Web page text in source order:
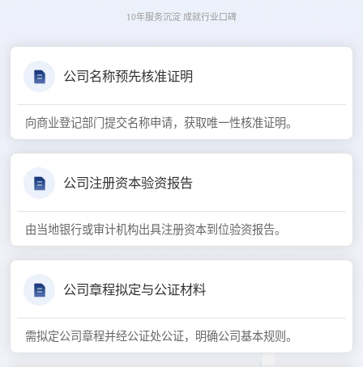
10年服务沉淀 成就行业口碑
公司名称预先核准证明
向商业登记部门提交名称申请，获取唯一性核准证明。
公司注册资本验资报告
由当地银行或审计机构出具注册资本到位验资报告。
公司章程拟定与公证材料
需拟定公司章程并经公证处公证，明确公司基本规则。